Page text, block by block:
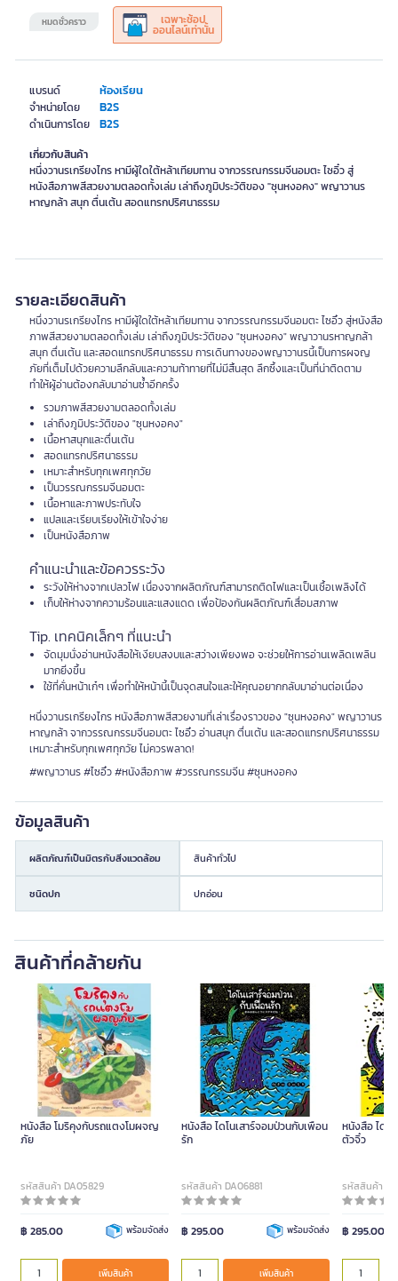
แบรนด์ ห้องเรียน
จำหน่ายโดย B2S
ดำเนินการโดย B2S
หมดชั่วคราว เฉพาะช้อป
ออนไลน์เท่านั้น
เกี่ยวกับสินค้า
หนึ่งวานรเกรียงไกร หามีผู้ใดใต้หล้าเทียมทาน จากวรรณกรรมจีนอมตะ ไซอิ๋ว สู่
หนังสือภาพสีสวยงามตลอดทั้งเล่ม เล่าถึงภูมิประวัติของ "ซุนหงอคง" พญาวานร
หาญกล้า สนุก ตื่นเต้น สอดแทรกปริศนาธรรม
รายละเอียดสินค้า
หนึ่งวานรเกรียงไกร หามีผู้ใดใต้หล้าเทียมทาน จากวรรณกรรมจีนอมตะ ไซอิ๋ว สู่หนังสือ
ภาพสีสวยงามตลอดทั้งเล่ม เล่าถึงภูมิประวัติของ "ซุนหงอคง" พญาวานรหาญกล้า
สนุก ตื่นเต้น และสอดแทรกปริศนาธรรม การเดินทางของพญาวานรนี้เป็นการผจญ
ภัยที่เต็มไปด้วยความลึกลับและความท้าทายที่ไม่มีสิ้นสุด ลึกซึ้งและเป็นที่น่าติดตาม
ทำให้ผู้อ่านต้องกลับมาอ่านซ้ำอีกครั้ง
รวมภาพสีสวยงามตลอดทั้งเล่ม
เล่าถึงภูมิประวัติของ "ซุนหงอคง"
เนื้อหาสนุกและตื่นเต้น
สอดแทรกปริศนาธรรม
เหมาะสำหรับทุกเพศทุกวัย
เป็นวรรณกรรมจีนอมตะ
เนื้อหาและภาพประทับใจ
แปลและเรียบเรียงให้เข้าใจง่าย
เป็นหนังสือภาพ
คำแนะนำและข้อควรระวัง
ระวังให้ห่างจากเปลวไฟ เนื่องจากผลิตภัณฑ์สามารถติดไฟและเป็นเชื้อเพลิงได้
เก็บให้ห่างจากความร้อนและแสงแดด เพื่อป้องกันผลิตภัณฑ์เสื่อมสภาพ
Tip. เทคนิคเล็กๆ ที่แนะนำ
จัดมุมนั่งอ่านหนังสือให้เงียบสงบและสว่างเพียงพอ จะช่วยให้การอ่านเพลิดเพลิน
มากยิ่งขึ้น
ใช้ที่คั่นหน้าเก๋ๆ เพื่อทำให้หน้านี้เป็นจุดสนใจและให้คุณอยากกลับมาอ่านต่อเนื่อง
หนึ่งวานรเกรียงไกร หนังสือภาพสีสวยงามที่เล่าเรื่องราวของ "ซุนหงอคง" พญาวานร
หาญกล้า จากวรรณกรรมจีนอมตะ ไซอิ๋ว อ่านสนุก ตื่นเต้น และสอดแทรกปริศนาธรรม
เหมาะสำหรับทุกเพศทุกวัย ไม่ควรพลาด!
#พญาวานร #ไซอิ๋ว #หนังสือภาพ #วรรณกรรมจีน #ซุนหงอคง
ข้อมูลสินค้า
ผลิตภัณฑ์เป็นมิตรกับสิ่งแวดล้อม สินค้าทั่วไป
ชนิดปก ปกอ่อน
สินค้าที่คล้ายกัน
หนังสือ โมริคุงกับรถแตงโมผจญ
ภัย
รหัสสินค้า DA05829
฿ 285.00 พร้อมจัดส่ง
เพิ่มสินค้า
หนังสือ ไดโนเสาร์จอมป่วนกับเพื่อน
รัก
รหัสสินค้า DA06881
฿ 295.00 พร้อมจัดส่ง
เพิ่มสินค้า
หนังสือ ไดโ
ตัวจิ๋ว
รหัสสินค้า
฿ 295.00